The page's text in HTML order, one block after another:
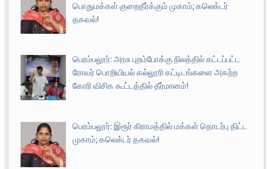
பொதுமக்கள் குறைதீர்க்கும் முகாம்; கலெக்டர்
தகவல்!
பெரம்பலூர்: அரசு புறம்போக்கு நிலத்தில் கட்டப்பட்ட
ரோவர் பொறியியல் கல்லூரி கட்டிடங்களை அகற்ற
கோரி விசிக கூட்டத்தில் தீர்மானம்!
பெரம்பலூர்: இரூர் கிராமத்தில் மக்கள் தொடர்பு திட்ட
முகாம்; கலெக்டர் தகவல்!